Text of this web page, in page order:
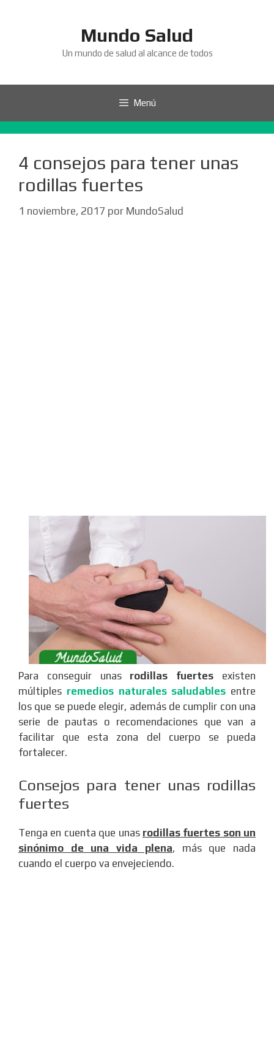
Mundo Salud
Un mundo de salud al alcance de todos
Menú
4 consejos para tener unas
rodillas fuertes
1 noviembre, 2017 por MundoSalud
Para conseguir unas rodillas fuertes existen
múltiples remedios naturales saludables entre
los que se puede elegir, además de cumplir con una
serie de pautas o recomendaciones que van a
facilitar que esta zona del cuerpo se pueda
fortalecer.
Consejos para tener unas rodillas
fuertes
Tenga en cuenta que unas rodillas fuertes son un
sinónimo de una vida plena, más que nada
cuando el cuerpo va envejeciendo.